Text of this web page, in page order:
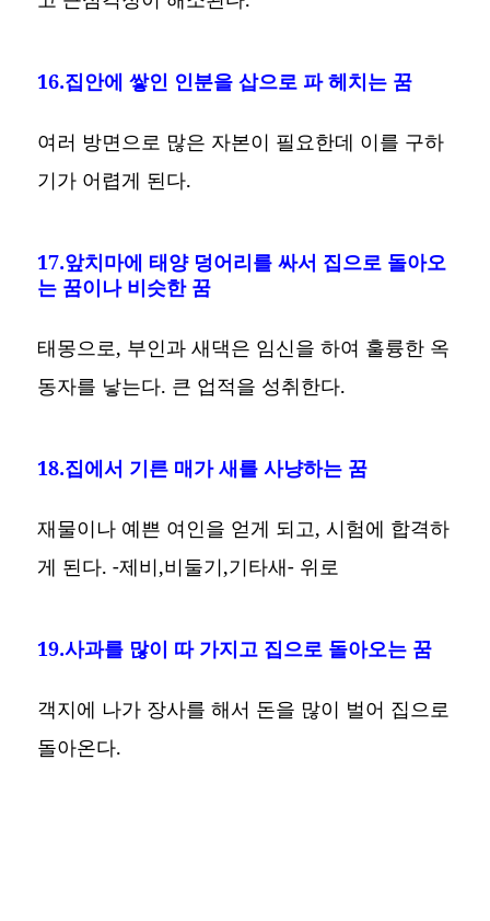
16.집안에 쌓인 인분을 삽으로 파 헤치는 꿈
여러 방면으로 많은 자본이 필요한데 이를 구하
기가 어렵게 된다.
17.앞치마에 태양 덩어리를 싸서 집으로 돌아오
는 꿈이나 비슷한 꿈
태몽으로, 부인과 새댁은 임신을 하여 훌륭한 옥
동자를 낳는다. 큰 업적을 성취한다.
18.집에서 기른 매가 새를 사냥하는 꿈
재물이나 예쁜 여인을 얻게 되고, 시험에 합격하
게 된다. -제비,비둘기,기타새- 위로
19.사과를 많이 따 가지고 집으로 돌아오는 꿈
객지에 나가 장사를 해서 돈을 많이 벌어 집으로
돌아온다.